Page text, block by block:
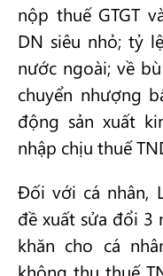
nộp thuế GTGT
DN siêu nhỏ; tỷ
nước ngoài; về
chuyển nhượng
động sản xuất
nhập chịu thuế
Đối với cá nhân,
đề xuất sửa đổi 3
khăn cho cá
không thu thuế